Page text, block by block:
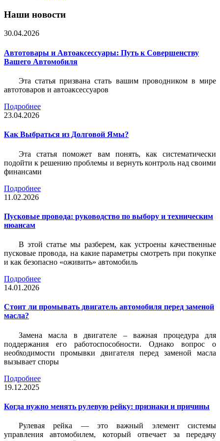
Наши новости
30.04.2026
Автотовары и Автоаксессуары: Путь к Совершенству
Вашего Автомобиля
Эта статья призвана стать вашим проводником в мире
автотоваров и автоаксессуаров
Подробнее
23.04.2026
Как Выбраться из Долговой Ямы?
Эта статья поможет вам понять, как систематически
подойти к решению проблемы и вернуть контроль над своими
финансами
Подробнее
11.02.2026
Пусковые провода: руководство по выбору и техническим
нюансам
В этой статье мы разберем, как устроены качественные
пусковые провода, на какие параметры смотреть при покупке
и как безопасно «оживить» автомобиль
Подробнее
14.01.2026
Стоит ли промывать двигатель автомобиля перед заменой
масла?
Замена масла в двигателе – важная процедура для
поддержания его работоспособности. Однако вопрос о
необходимости промывки двигателя перед заменой масла
вызывает споры
Подробнее
19.12.2025
Когда нужно менять рулевую рейку: признаки и причины
Рулевая рейка — это важный элемент системы
управления автомобилем, который отвечает за передачу